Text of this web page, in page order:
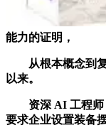
能力的证明，
从根本概念到复
以来。
资深 AI 工程师（
要求企业设置装备